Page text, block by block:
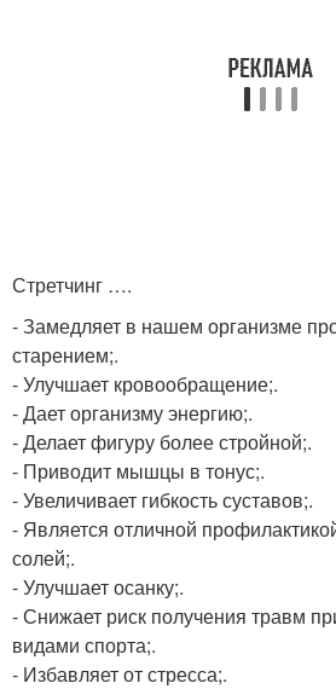
Стретчинг ….
- Замедляет в нашем организме
старением;.
- Улучшает кровообращение;.
- Дает организму энергию;.
- Делает фигуру более стройной;.
- Приводит мышцы в тонус;.
- Увеличивает гибкость суставов;.
- Является отличной
солей;.
- Улучшает осанку;.
- Снижает риск получения травм
видами спорта;.
- Избавляет от стресса;.